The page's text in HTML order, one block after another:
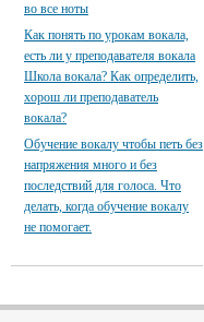
во все ноты
Как понять по урокам вокала,
есть ли у преподавателя вокала
Школа вокала? Как определить,
хорош ли преподаватель
вокала?
Обучение вокалу чтобы петь без
напряжения много и без
последствий для голоса. Что
делать, когда обучение вокалу
не помогает.